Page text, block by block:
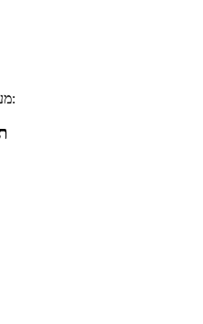
מעונין לקבל הצעת מחיר או מידע עבור: